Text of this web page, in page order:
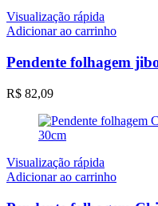
Visualização rápida
Adicionar ao carrinho
Pendente folhagem
R$ 82,09
Visualização rápida
Adicionar ao carrinho